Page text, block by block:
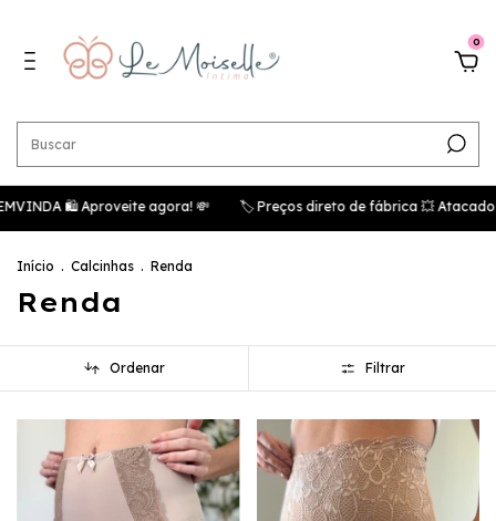
0
🛍️ Aproveite agora! 💸 🏷️ Preços direto de fábrica 💥 Atacado
Início . Calcinhas . Renda
Renda
Ordenar Filtrar